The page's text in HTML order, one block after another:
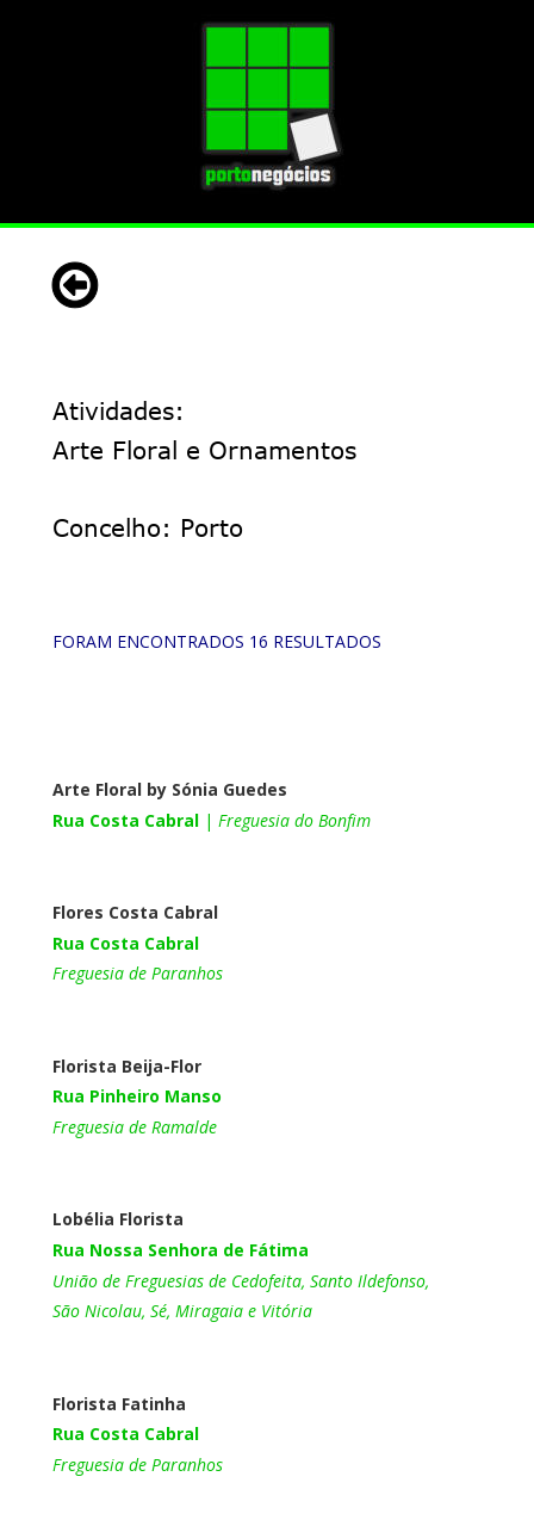
Atividades:
Arte Floral e Ornamentos
Concelho: Porto
FORAM ENCONTRADOS 16 RESULTADOS
Arte Floral by Sónia Guedes
Rua Costa Cabral | Freguesia do Bonfim
Flores Costa Cabral
Rua Costa Cabral
Freguesia de Paranhos
Florista Beija-Flor
Rua Pinheiro Manso
Freguesia de Ramalde
Lobélia Florista
Rua Nossa Senhora de Fátima
União de Freguesias de Cedofeita, Santo Ildefonso,
São Nicolau, Sé, Miragaia e Vitória
Florista Fatinha
Rua Costa Cabral
Freguesia de Paranhos